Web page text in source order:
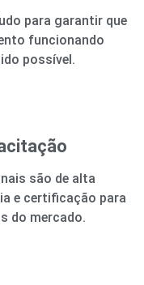
são de alta
e certificação para
do mercado.
para garantir que
funcionando
possível.